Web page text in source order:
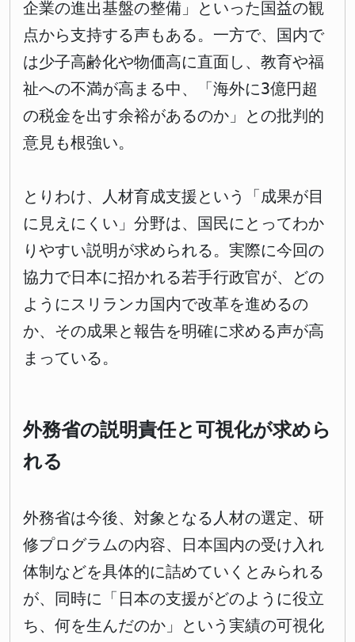
企業の進出基盤の整備」といった国益の観
点から支持する声もある。一方で、国内で
は少子高齢化や物価高に直面し、教育や福
祉への不満が高まる中、「海外に3億円超
の税金を出す余裕があるのか」との批判的
意見も根強い。
とりわけ、人材育成支援という「成果が目
に見えにくい」分野は、国民にとってわか
りやすい説明が求められる。実際に今回の
協力で日本に招かれる若手行政官が、どの
ようにスリランカ国内で改革を進めるの
か、その成果と報告を明確に求める声が高
まっている。
外務省の説明責任と可視化が求めら
れる
外務省は今後、対象となる人材の選定、研
修プログラムの内容、日本国内の受け入れ
体制などを具体的に詰めていくとみられる
が、同時に「日本の支援がどのように役立
ち、何を生んだのか」という実績の可視化